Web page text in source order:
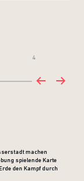
4
machen
spielende Karte
den Kampf durch